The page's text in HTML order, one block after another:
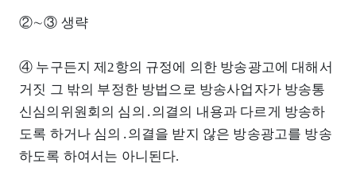
②∼③ 생략
④ 누구든지 제2항의 규정에 의한 방송광고에 대해서
거짓 그 밖의 부정한 방법으로 방송사업자가 방송통
신심의위원회의 심의․의결의 내용과 다르게 방송하
도록 하거나 심의․의결을 받지 않은 방송광고를 방송
하도록 하여서는 아니된다.